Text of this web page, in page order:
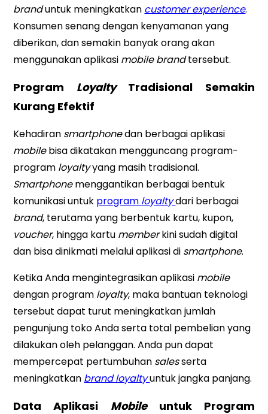
branduntuk meningkatkan customer experience.
Konsumen senang dengan kenyamanan yang
diberikan, dan semakin banyak orang akan
menggunakan aplikasi mobile brandtersebut.
Program Loyalty Tradisional Semakin
Kurang Efektif
Kehadiran smartphonedan berbagai aplikasi
mobilebisa dikatakan mengguncang program-
program loyaltyyang masih tradisional.
Smartphonemenggantikan berbagai bentuk
komunikasi untuk program loyaltydari berbagai
brand, terutama yang berbentuk kartu, kupon,
voucher, hingga kartu memberkini sudah digital
dan bisa dinikmati melalui aplikasi di smartphone.
Ketika Anda mengintegrasikan aplikasi mobile
dengan program loyalty, maka bantuan teknologi
tersebut dapat turut meningkatkan jumlah
pengunjung toko Anda serta total pembelian yang
dilakukan oleh pelanggan. Anda pun dapat
mempercepat pertumbuhan salesserta
meningkatkan brand loyaltyuntuk jangka panjang.
Data Aplikasi Mobile untuk Program